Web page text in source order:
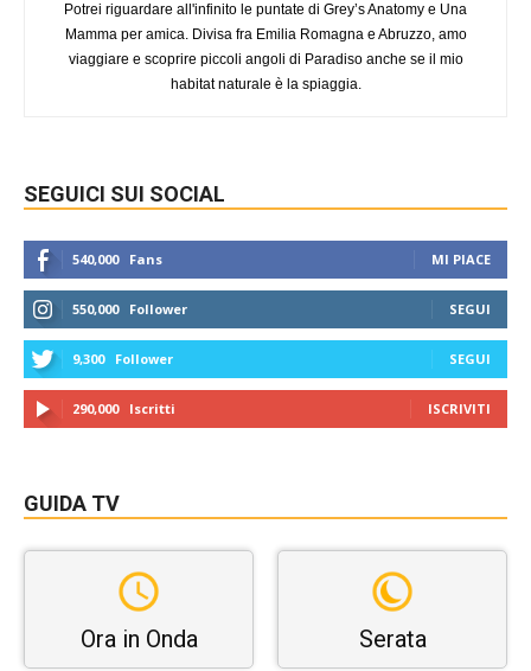
Potrei riguardare all'infinito le puntate di Grey’s Anatomy e Una
Mamma per amica. Divisa fra Emilia Romagna e Abruzzo, amo
viaggiare e scoprire piccoli angoli di Paradiso anche se il mio
habitat naturale è la spiaggia.
SEGUICI SUI SOCIAL
540,000 Fans MI PIACE
550,000 Follower SEGUI
9,300 Follower SEGUI
290,000 Iscritti ISCRIVITI
GUIDA TV
Ora in Onda Serata